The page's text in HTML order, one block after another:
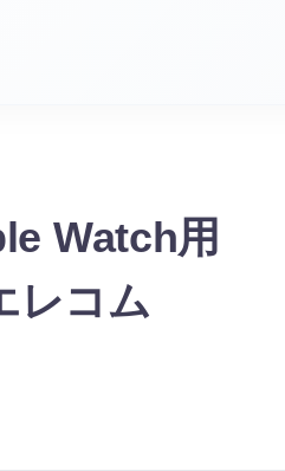
Watch用
レコム